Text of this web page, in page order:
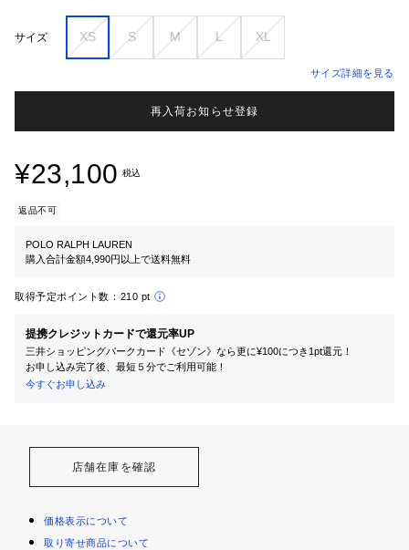
サイズ XS S M L XL
サイズ詳細を見る
再入荷お知らせ登録
¥23,100 税込
返品不可
POLO RALPH LAUREN
購入合計金額4,990円以上で送料無料
取得予定ポイント数： 210 pt
提携クレジットカードで還元率UP
三井ショッピングパークカード《セゾン》なら更に¥100につき1pt還元！
お申し込み完了後、最短５分でご利用可能！
今すぐお申し込み
店舗在庫を確認
価格表示について
取り寄せ商品について